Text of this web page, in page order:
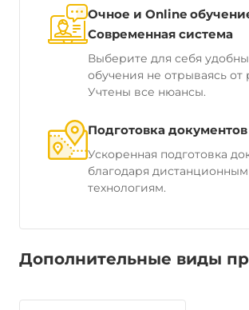
Очное и Online
Современная система
Выберите для себя
обучения не отрываясь от
Учтены все нюансы.
Подготовка документов
Ускоренная подготовка
благодаря дистанционным
технологиям.
Дополнительные виды